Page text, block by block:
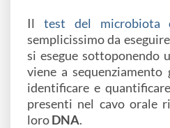
Il test del microbiota
semplicissimo da
si esegue sottoponendo
viene a sequenziamento
identificare e
presenti nel cavo orale
loroDNA.